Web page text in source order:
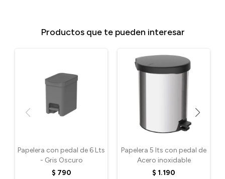
Productos que te pueden interesar
Papelera con pedal de 6 Lts
- Gris Oscuro
$ 790
Papelera 5 lts con pedal de
Acero inoxidable
$ 1.190